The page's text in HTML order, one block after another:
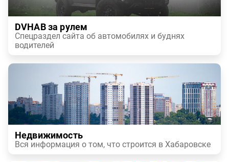
DVHAB за рулем
Спецраздел сайта об автомобилях и буднях
водителей
Недвижимость
Вся информация о том, что строится в Хабаровске